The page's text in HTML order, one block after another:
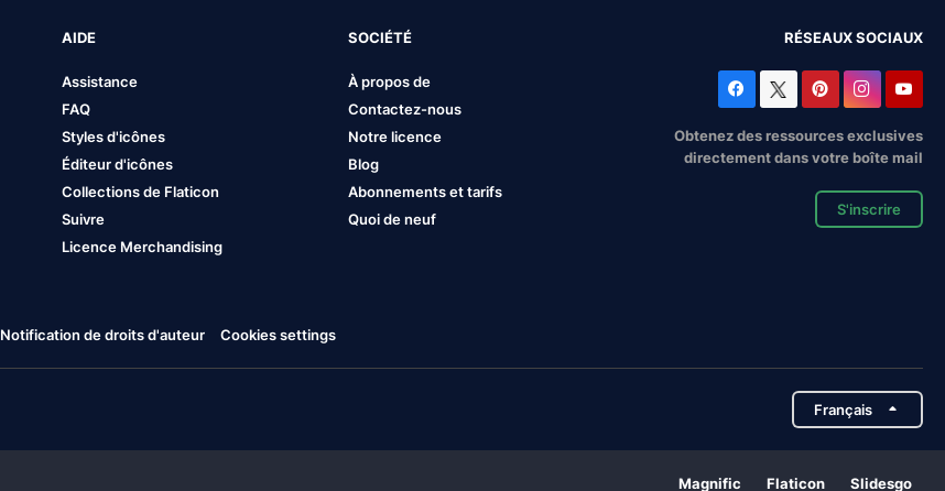
AIDE
Assistance
FAQ
Styles d'icônes
Éditeur d'icônes
Collections de Flaticon
Suivre
Licence Merchandising
SOCIÉTÉ
À propos de
Contactez-nous
Notre licence
Blog
Abonnements et tarifs
Quoi de neuf
RÉSEAUX SOCIAUX
Obtenez des ressources exclusives
directement dans votre boîte mail
S'inscrire
Notification de droits d'auteur Cookies settings
Français
Magnific Flaticon Slidesgo